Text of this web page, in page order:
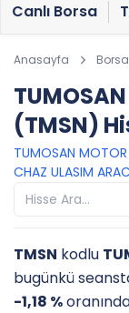
Canlı Borsa
Anasayfa Borsa
(TMSN)
TUMOSAN MOTOR
CHAZ ULASIM ARAC
TMSN kodlu
bugünkü
-1,18 %